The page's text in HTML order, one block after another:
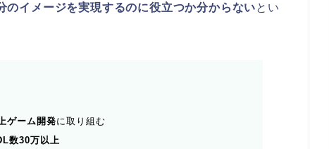
のイメージを実現するのに役立つか分からないとい
ゲーム開発に取り組む
数30万以上